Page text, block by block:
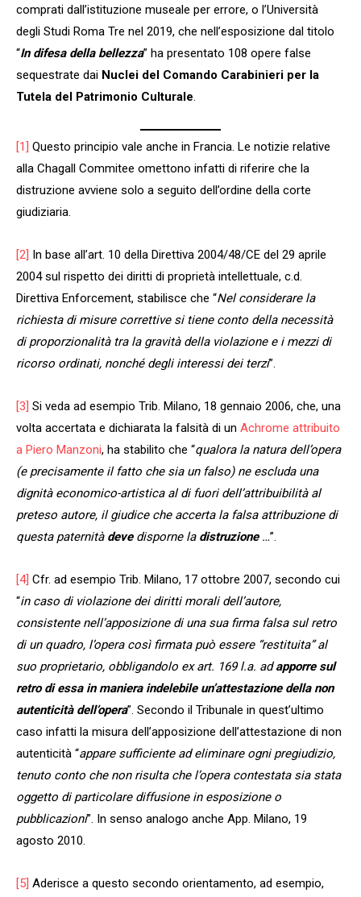
comprati dall’istituzione museale per errore, o l’Università
degli Studi Roma Tre nel 2019, che nell’esposizione dal titolo
“In difesa della bellezza” ha presentato 108 opere false
sequestrate dai Nuclei del Comando Carabinieri per la
Tutela del Patrimonio Culturale.
[1]
Questo principio vale anche in Francia. Le notizie relative
alla Chagall Commitee omettono infatti di riferire che la
distruzione avviene solo a seguito dell’ordine della corte
giudiziaria.
[2]
In base all’art. 10 della Direttiva 2004/48/CE del 29 aprile
2004 sul rispetto dei diritti di proprietà intellettuale, c.d.
Direttiva Enforcement, stabilisce che “Nel considerare la
richiesta di misure correttive si tiene conto della necessità
di proporzionalità tra la gravità della violazione e i mezzi di
ricorso ordinati, nonché degli interessi dei terzi”.
[3] Si veda ad esempio Trib. Milano, 18 gennaio 2006, che, una
volta accertata e dichiarata la falsità di un Achrome attribuito
a Piero Manzoni, ha stabilito che “qualora la natura dell’opera
(e precisamente il fatto che sia un falso) ne escluda una
dignità economico-artistica al di fuori dell’attribuibilità al
preteso autore, il giudice che accerta la falsa attribuzione di
questa paternità deve disporne ladistruzione…”.
[4] Cfr. ad esempio Trib. Milano, 17 ottobre 2007, secondo cui
“in caso di violazione dei diritti morali dell’autore,
consistente nell’apposizione di una sua firma falsa sul retro
di un quadro, l’opera così firmata può essere “restituita” al
suo proprietario, obbligandolo ex art. 169 l.a. adapporre sul
retro di essa in maniera indelebile un’attestazione della non
autenticità dell’opera”. Secondo il Tribunale in quest’ultimo
caso infatti la misura dell’apposizione dell’attestazione di non
autenticità “appare sufficiente ad eliminare ogni pregiudizio,
tenuto conto che non risulta che l’opera contestata sia stata
oggetto di particolare diffusione in esposizione o
pubblicazioni”. In senso analogo anche App. Milano, 19
agosto 2010.
[5] Aderisce a questo secondo orientamento, ad esempio,